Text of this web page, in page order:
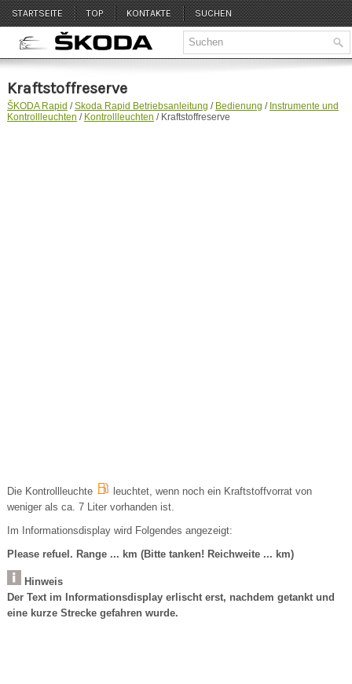
STARTSEITE TOP KONTAKTE SUCHEN
Kraftstoffreserve
ŠKODA Rapid /Skoda Rapid Betriebsanleitung / Bedienung / Instrumente und
Kontrollleuchten / Kontrollleuchten / Kraftstoffreserve
Die Kontrollleuchte
leuchtet, wenn noch ein Kraftstoffvorrat von
weniger als ca. 7 Liter vorhanden ist.
Im Informationsdisplay wird Folgendes angezeigt:
Please refuel. Range ... km (Bitte tanken! Reichweite ... km)
Hinweis
Der Text im Informationsdisplay erlischt erst, nachdem getankt und
eine kurze Strecke gefahren wurde.